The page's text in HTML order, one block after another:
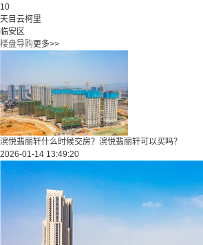
10
天目云柯里
临安区
楼盘导购更多>>
滨悦翡丽轩什么时候交房？滨悦翡丽轩可以买吗？
2026-01-14 13:49:20